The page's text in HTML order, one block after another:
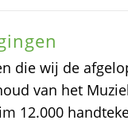
die wij de
van het
12.000